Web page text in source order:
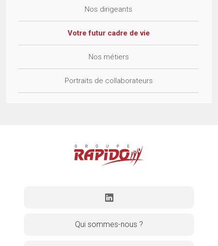
Nos dirigeants
Votre futur cadre de vie
Nos métiers
Portraits de collaborateurs
Qui sommes-nous ?